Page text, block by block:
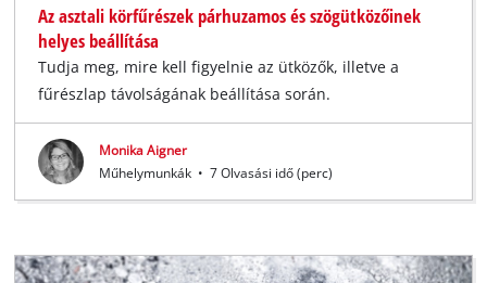
Az asztali körfűrészek párhuzamos és szögütközőinek
helyes beállítása
Tudja meg, mire kell figyelnie az ütközők, illetve a
fűrészlap távolságának beállítása során.
Monika Aigner
Műhelymunkák • 7 Olvasási idő (perc)